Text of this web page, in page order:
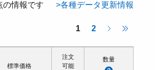
の情報です 各種データ更新情報
1 2
配管口の種類 配管ねじの呼び 適応シリンダ径
標準価格
注文
可能
数量